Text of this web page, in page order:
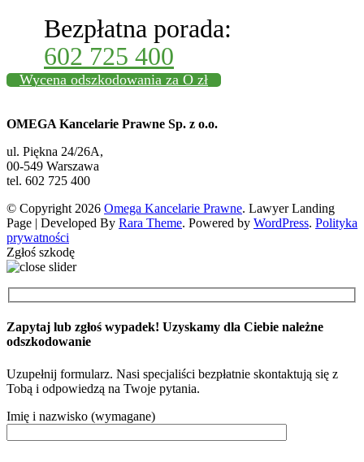
Bezpłatna porada:
602 725 400
Wycena odszkodowania za O zł
OMEGA Kancelarie Prawne Sp. z o.o.
ul. Piękna 24/26A,
00-549 Warszawa
tel. 602 725 400
© Copyright 2026 Omega Kancelarie Prawne. Lawyer Landing
Page | Developed By Rara Theme. Powered by WordPress. Polityka
prywatności
Zgłoś szkodę
Zapytaj lub zgłoś wypadek! Uzyskamy dla Ciebie należne
odszkodowanie
Uzupełnij formularz. Nasi specjaliści bezpłatnie skontaktują się z
Tobą i odpowiedzą na Twoje pytania.
Imię i nazwisko (wymagane)